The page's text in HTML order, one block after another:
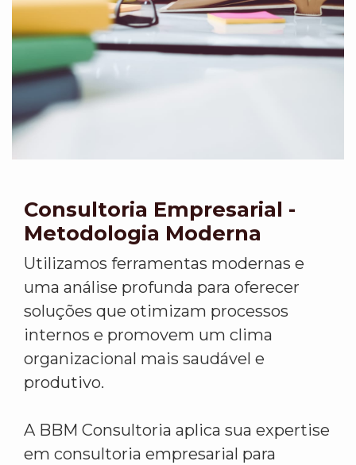
Consultoria Empresarial -
Metodologia Moderna
Utilizamos ferramentas modernas e
uma análise profunda para oferecer
soluções que otimizam processos
internos e promovem um clima
organizacional mais saudável e
produtivo.
A BBM Consultoria aplica sua expertise
em consultoria empresarial para